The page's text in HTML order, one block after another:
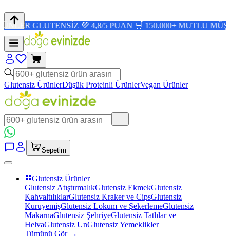
💜 4,8/5 PUAN 🛒 150.000+ MUTLU MÜŞTERİ ✨
Glutensiz ÜrünlerDüşük Proteinli ÜrünlerVegan Ürünler
Sepetim
Glutensiz Ürünler
Glutensiz AtıştırmalıkGlutensiz EkmekGlutensiz
KahvaltılıklarGlutensiz Kraker ve CipsGlutensiz
KuruyemişGlutensiz Lokum ve ŞekerlemeGlutensiz
MakarnaGlutensiz ŞehriyeGlutensiz Tatlılar ve
HelvaGlutensiz UnGlutensiz Yemeklikler
Tümünü Gör →